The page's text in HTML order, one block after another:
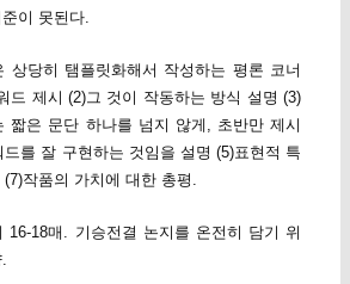
이 못된다.
상당히 탬플릿화해서 작성하는 평론 코너
드 제시 (2)그 것이 작동하는 방식 설명 (3)
짧은 문단 하나를 넘지 않게, 초반만 제시
를 잘 구현하는 것임을 설명 (5)표현적 특
작품의 가치에 대한 총평.
16-18매. 기승전결 논지를 온전히 담기 위